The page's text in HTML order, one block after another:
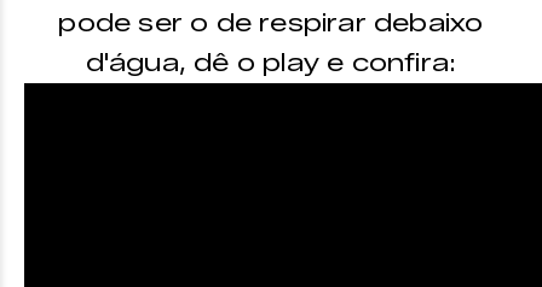
pode ser o de respirar debaixo
d'água, dê o play e confira: